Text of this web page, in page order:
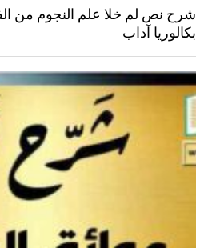
شرح نص لم خلا علم النجوم من
بكالوريا آداب